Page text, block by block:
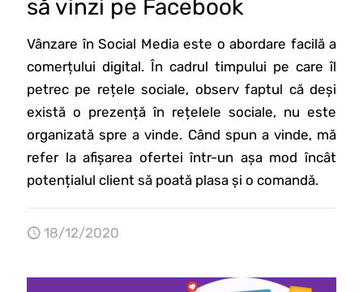
să vinzi pe Facebook
Vânzare în Social Media este o abordare facilă a
comerțului digital. În cadrul timpului pe care îl
petrec pe rețele sociale, observ faptul că deși
există o prezență în rețelele sociale, nu este
organizată spre a vinde. Când spun a vinde, mă
refer la afișarea ofertei într-un așa mod încât
potențialul client să poată plasa și o comandă.
18/12/2020